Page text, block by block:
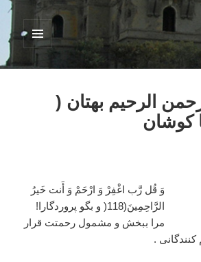
فهرست
ابزارک‌ها
الرحیم بهتان (
کوشان
وَ قُل رَّب اغْفِرْ وَ ارْحَمْ وَ أَنت خَيرُ
الرَّاحِمِينَ(118( و بگو پروردگارا!
مرا ببخش و مشمول رحمتت قرار
كنندگانى .